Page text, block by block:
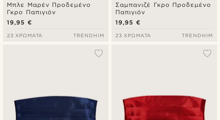
Μπλε Μαρέν Προδεμένο
Γκρο Παπιγιόν
19,95 €
23 ΧΡΏΜΑΤΑ TRENDHIM
Σαμπανιζέ Γκρο Προδεμένο
Παπιγιόν
19,95 €
23 ΧΡΏΜΑΤΑ TRENDHIM